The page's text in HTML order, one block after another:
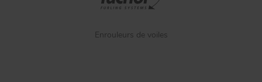
Enrouleurs de voiles